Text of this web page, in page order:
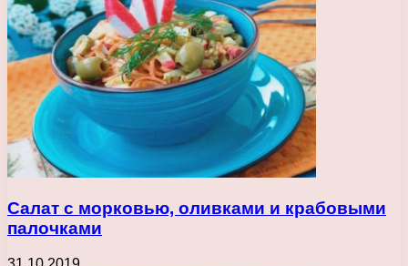
Салат с морковью, оливками и крабовыми
палочками